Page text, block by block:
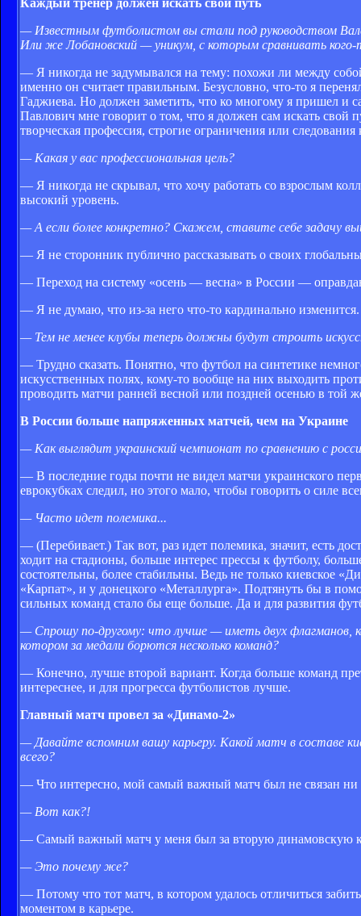
— Известным футболистом вы стали под руководством
Или же Лобановский — уникум, с которым сравнивать кого-
— Я никогда не задумывался на тему: похожи ли между
именно он считает правильным. Безусловно, что-то я
Гаджиева. Но должен заметить, что ко многому я пришел и
Павлович мне говорит о том, что я должен сам искать свой
творческая профессия, строгие ограничения или
— Какая у вас профессиональная цель?
— Я никогда не скрывал, что хочу работать со взрослым
высокий уровень.
— А если более конкретно? Скажем, ставите себе задачу
— Я не сторонник публично рассказывать о своих
— Переход на систему «осень — весна» в России —
— Я не думаю, что из-за него что-то кардинально изменится.
— Тем не менее клубы теперь должны будут строить
— Трудно сказать. Понятно, что футбол на синтетике
искусственных полях, кому-то вообще на них выходить
проводить матчи ранней весной или поздней осенью в той
В России больше напряженных матчей, чем на Украине
— Как выглядит украинский чемпионат по сравнению с
— В последние годы почти не видел матчи украинского
еврокубках следил, но этого мало, чтобы говорить о силе
— Часто идет полемика...
— (Перебивает.) Так вот, раз идет полемика, значит, есть
ходит на стадионы, больше интерес прессы к футболу,
состоятельны, более стабильны. Ведь не только киевское
«Карпат», и у донецкого «Металлурга». Подтянуть бы в
сильных команд стало бы еще больше. Да и для развития
— Спрошу по-другому: что лучше — иметь двух флагманов,
котором за медали борются несколько команд?
— Конечно, лучше второй вариант. Когда больше команд
интереснее, и для прогресса футболистов лучше.
Главный матч провел за «Динамо-2»
— Давайте вспомним вашу карьеру. Какой матч в составе
всего?
— Что интересно, мой самый важный матч был не связан
— Вот как?!
— Самый важный матч у меня был за вторую динамовскую
— Это почему же?
— Потому что тот матч, в котором удалось отличиться
моментом в карьере.